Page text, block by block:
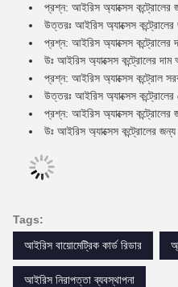
প্রশ্ন: আইরিস অ্যাক্সেস কন্ট্রোলের
উত্তরঃ আইরিস অ্যাক্সেস
প্রশ্ন: আইরিস অ্যাক্সেস কন্ট্রোলের
উঃ আইরিস অ্যাক্সেস কন্ট্রোলের
প্রশ্ন: আইরিস অ্যাক্সেস কন্ট্রোল
উত্তরঃ আইরিস অ্যাক্সেস কন্ট্রোলের
প্রশ্ন: আইরিস অ্যাক্সেস কন্ট্রোলের
উঃ আইরিস অ্যাক্সেস কন্ট্রোলের
Tags:
আইরিস বায়োমেট্রিক কার্ড রিডার
আইরিস নিরাপত্তা ব্যবস্থাপনা